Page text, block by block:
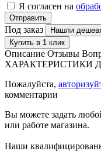
Я согласен на
Отправить
Под заказ
Нашли
Купить в 1 клик
Описание Отзывы
ХАРАКТЕРИСТИКИ
Пожалуйста,
комментарии
Вы можете задать
или работе магазина.
Наши